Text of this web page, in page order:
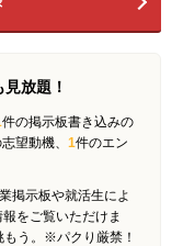
放題！
件の掲示板書き込みの
望動機、 1件のエン
掲示板や就活生によ
をご覧いただけま
う。※パクり厳禁！